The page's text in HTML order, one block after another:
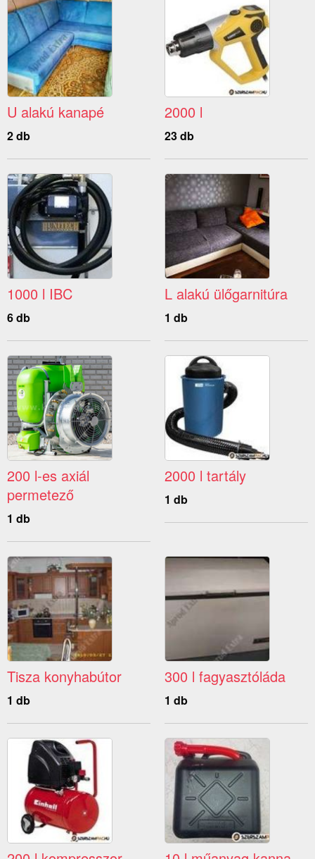
U alakú kanapé
2 db
2000 l
23 db
1000 l IBC
6 db
L alakú ülőgarnitúra
1 db
200 l-es axiál
permetező
1 db
2000 l tartály
1 db
Tisza konyhabútor
1 db
300 l fagyasztóláda
1 db